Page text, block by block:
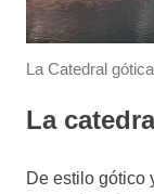
La Catedral
La
De estilo gótico